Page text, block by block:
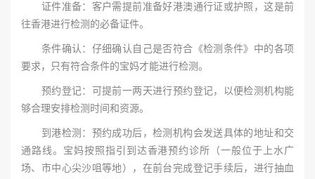
证件准备：客户需提前准备好港澳通行证或护照，这是前
往香港进行检测的必备证件。
条件确认：仔细确认自己是否符合《检测条件》中的各项
要求，只有符合条件的宝妈才能进行检测。
预约登记：可提前一两天进行预约登记，以便检测机构能
够合理安排检测时间和资源。
到港检测：预约成功后，检测机构会发送具体的地址和交
通路线。宝妈按照指引到达香港预约诊所（一般位于上水广
场、市中心尖沙咀等地），在前台完成登记手续后，进行抽血